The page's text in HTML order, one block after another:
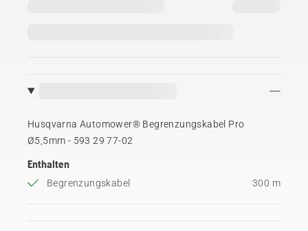
Husqvarna Automower® Begrenzungskabel Pro
Ø5,5mm - 593 29 77‑02
Enthalten
Begrenzungskabel 300 m